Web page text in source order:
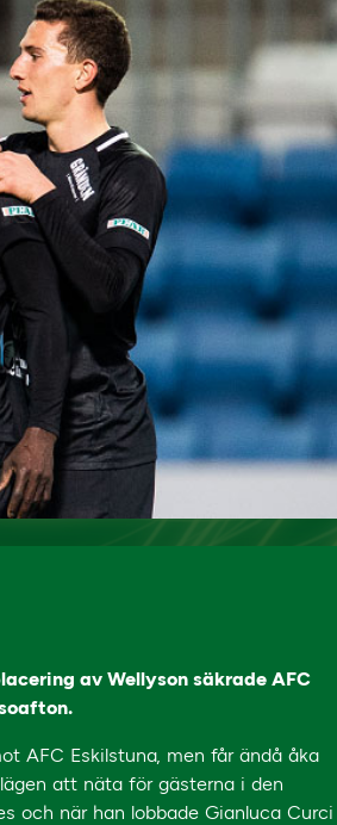
av Wellyson säkrade AFC
AFC Eskilstuna, men får ändå åka
att näta för gästerna i den
och när han lobbade Gianluca Curci